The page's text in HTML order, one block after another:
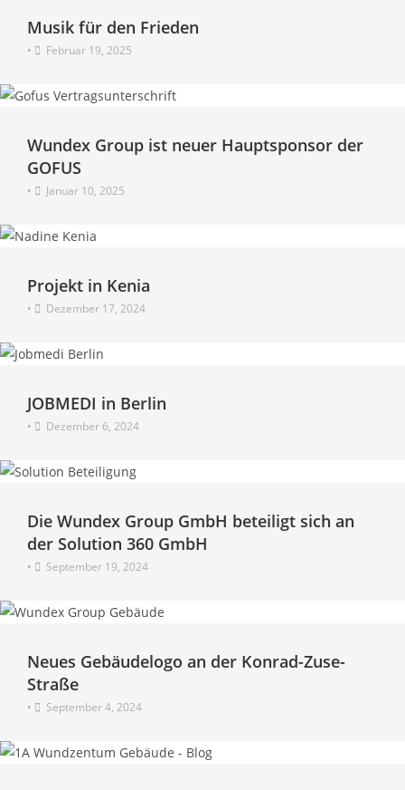
Musik für den Frieden
• Februar 19, 2025
Wundex Group ist neuer Hauptsponsor der
GOFUS
• Januar 10, 2025
Projekt in Kenia
• Dezember 17, 2024
JOBMEDI in Berlin
• Dezember 6, 2024
Die Wundex Group GmbH beteiligt sich an
der Solution 360 GmbH
• September 19, 2024
Neues Gebäudelogo an der Konrad-Zuse-
Straße
• September 4, 2024